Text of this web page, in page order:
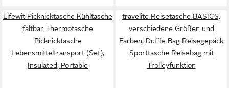
Lifewit Picknicktasche Kühltasche
faltbar Thermotasche
Picknicktasche
Lebensmitteltransport (Set),
Insulated, Portable
travelite Reisetasche BASICS,
verschiedene Größen und
Farben, Duffle Bag Reisegepäck
Sporttasche Reisebag mit
Trolleyfunktion